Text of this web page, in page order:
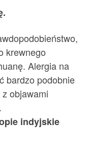
krewnego
Alergia na
bardzo podobnie
objawami
indyjskie